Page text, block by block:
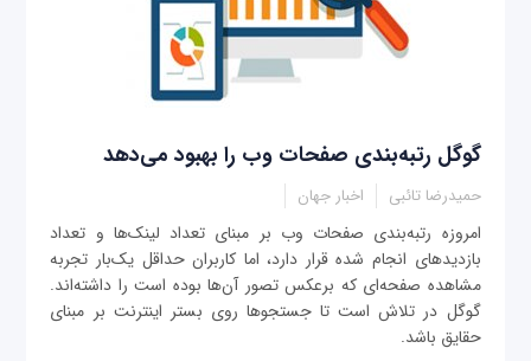
گوگل رتبه‌بندی صفحات وب را بهبود می‌دهد
حمیدرضا تائبی اخبار جهان
امروزه رتبه‌بندی صفحات وب بر مبنای تعداد لینک‌ها و تعداد
بازدیدهای انجام شده قرار دارد، اما کاربران حداقل یک‌بار تجربه
مشاهده صفحه‌ای که برعکس تصور آن‌ها بوده است را داشته‌اند.
گوگل در تلاش است تا جستجوها روی بستر اینترنت بر مبنای
حقایق باشد.